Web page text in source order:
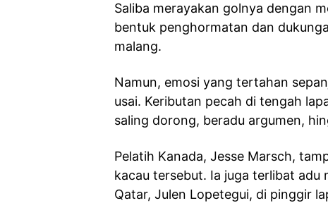
Saliba merayakan golnya dengan
bentuk penghormatan dan
malang.
Namun, emosi yang tertahan
usai. Keributan pecah di tengah
saling dorong, beradu argumen,
Pelatih Kanada, Jesse Marsch,
kacau tersebut. Ia juga terlibat
Qatar, Julen Lopetegui, di pinggir